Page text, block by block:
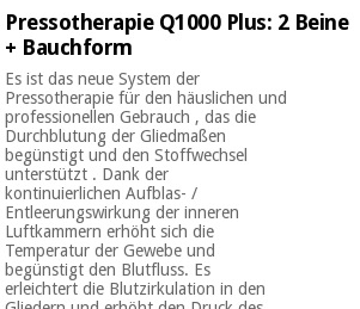
Pressotherapie Q1000 Plus: 2 Beine
+ Bauchform
Es ist das neue System der
Pressotherapie für den häuslichen und
professionellen Gebrauch , das die
Durchblutung der Gliedmaßen
begünstigt und den Stoffwechsel
unterstützt . Dank der
kontinuierlichen Aufblas- /
Entleerungswirkung der inneren
Luftkammern erhöht sich die
Temperatur der Gewebe und
begünstigt den Blutfluss. Es
erleichtert die Blutzirkulation in den